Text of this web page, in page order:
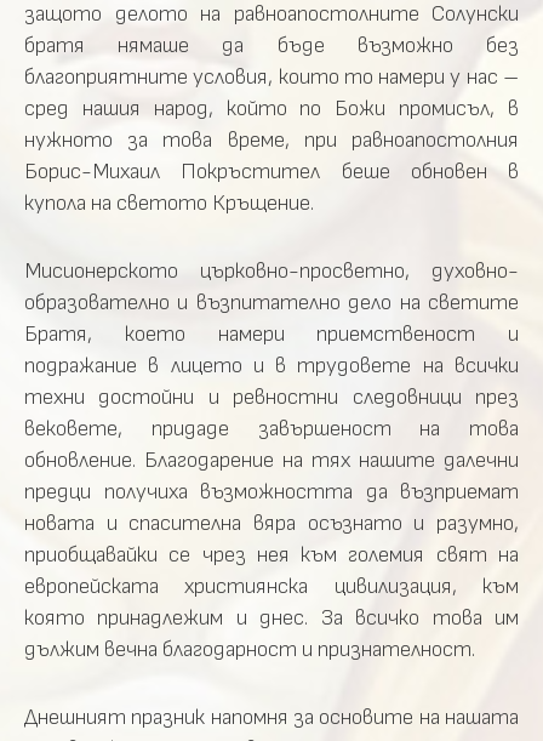
защото делото на равноапостолните Солунски
братя нямаше да бъде възможно без
благоприятните условия, които то намери у нас –
сред нашия народ, който по Божи промисъл, в
нужното за това време, при равноапостолния
Борис-Михаил Покръстител беше обновен в
купола на светото Кръщение.
Мисионерското църковно-просветно, духовно-
образователно и възпитателно дело на светите
Братя, което намери приемственост и
подражание в лицето и в трудовете на всички
техни достойни и ревностни следовници през
вековете, придаде завършеност на това
обновление. Благодарение на тях нашите далечни
предци получиха възможността да възприемат
новата и спасителна вяра осъзнато и разумно,
приобщавайки се чрез нея към големия свят на
европейската християнска цивилизация, към
която принадлежим и днес. За всичко това им
дължим вечна благодарност и признателност.
Днешният празник напомня за основите на нашата